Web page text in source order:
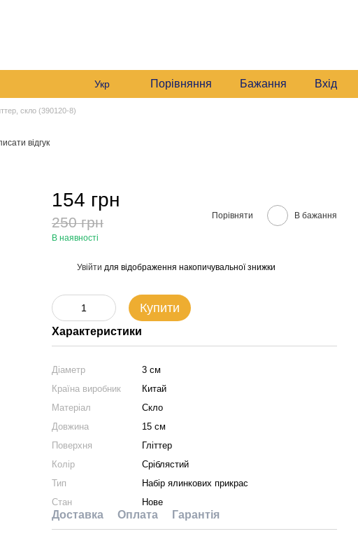
Укр Порівняння Бажання Вхід
скло (390120-8)
відгук
154 грн
250 грн
В наявності
Порівняти В бажання
Увійти для відображення накопичувальної знижки
Купити
Характеристики
Діаметр
3 см
Країна виробник
Китай
Матеріал
Скло
Довжина
15 см
Поверхня
Гліттер
Колір
Сріблястий
Тип
Набір ялинкових прикрас
Стан
Нове
Доставка Оплата Гарантія